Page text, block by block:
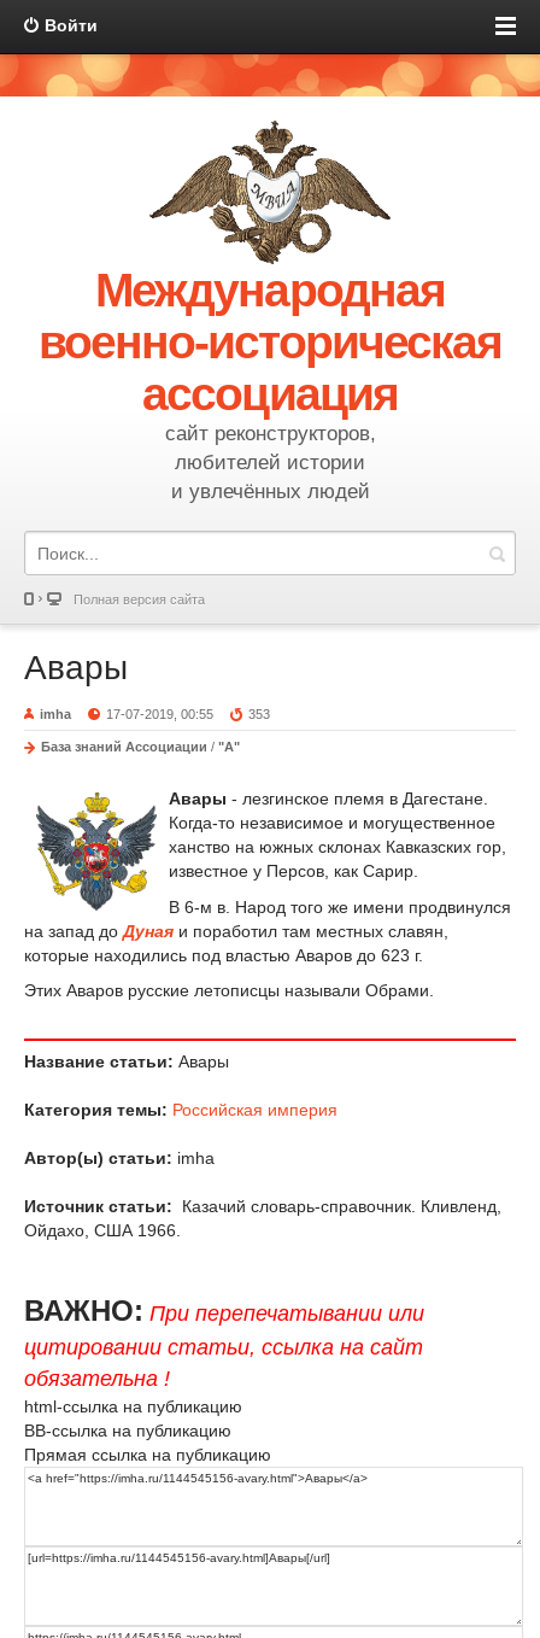
Войти
Международная
военно-историческая
ассоциация
сайт реконструкторов,
любителей истории
и увлечённых людей
Полная версия сайта
Авары
imha 17-07-2019, 00:55 353
База знаний Ассоциации / "А"
Авары - лезгинское племя в Дагестане.
Когда-то независимое и могущественное
ханство на южных склонах Кавказских гор,
известное у Персов, как Сарир.
В 6-м в. Народ того же имени продвинулся
на запад доДуная и поработил там местных славян,
которые находились под властью Аваров до 623 г.
Этих Аваров русские летописцы называли Обрами.
Название статьи: Авары
Категория темы: Российская империя
Автор(ы) статьи: imha
Источник статьи:
Казачий словарь-справочник. Кливленд,
Ойдахо, США 1966.
ВАЖНО: При перепечатывании или
цитировании статьи, ссылка на сайт
обязательна !
html-ссылка на публикацию
BB-ссылка на публикацию
Прямая ссылка на публикацию